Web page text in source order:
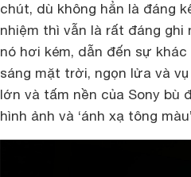
chút, dù không hẳn là đáng
nhiệm thì vẫn là rất đáng
nó hơi kém, dẫn đến sự
sáng mặt trời, ngọn lửa và
lớn và tấm nền của Sony bù
hình ảnh và ‘ánh xạ tông